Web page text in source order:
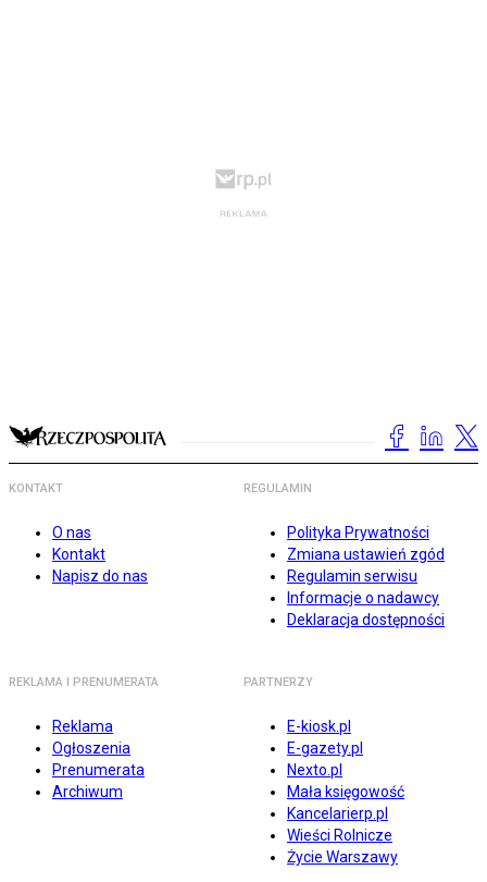
KONTAKT
O nas
Kontakt
Napisz do nas
REGULAMIN
Polityka Prywatności
Zmiana ustawień zgód
Regulamin serwisu
Informacje o nadawcy
Deklaracja dostępności
REKLAMA I PRENUMERATA
Reklama
Ogłoszenia
Prenumerata
Archiwum
PARTNERZY
E-kiosk.pl
E-gazety.pl
Nexto.pl
Mała księgowość
Kancelarierp.pl
Wieści Rolnicze
Życie Warszawy